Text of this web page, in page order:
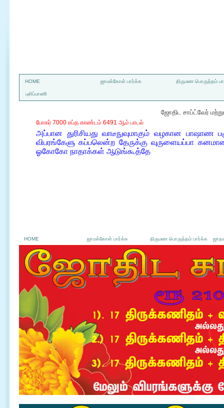
HOME ஜாமக்கோள் பார்க்க திருமண பொருத்தம்
புலிப்பாணி
ஜோதிட சாப்ட்வேர்
போகர் 7000 சப்த காண்டம் 6491 ஆம் பாடல்
அப்பான துரிசியது வாடீநுவுமாகும் வழகான பாஷாண
விபரங்கேளு கப்பலென்ற தேருக்கு வுருளையப்பா
ஓகோகோ நாதாக்கள் ஆடுங்கூத்தே
HOME ஜாமக்கோள் பார்க்க திருமண பொருத்தம் பார்க்க